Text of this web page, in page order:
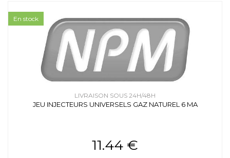
LIVRAISON SOUS 24H/48H
JEU INJECTEURS UNIVERSELS GAZ NATUREL 6 MA
11.44 €
En stock